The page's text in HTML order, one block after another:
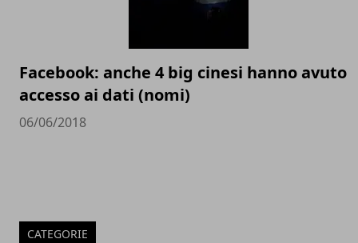
Facebook: anche 4 big cinesi hanno avuto
accesso ai dati (nomi)
06/06/2018
CATEGORIE